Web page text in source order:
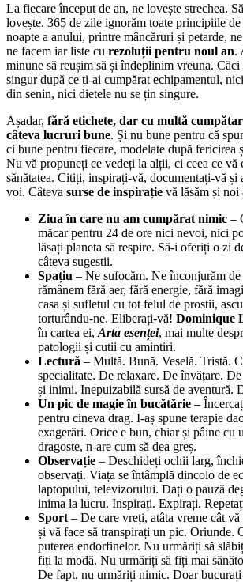
La fiecare început de an, ne lovește strechea.
lovește. 365 de zile ignorăm toate principiile
noapte a anului, printre mâncăruri și petarde,
ne facem iar liste cu rezoluții pentru noul an.
minune să reușim să și îndeplinim vreuna.
singur după ce ți-ai cumpărat echipamentul,
din senin, nici dietele nu se țin singure.
Așadar, fără etichete, dar cu multă
câteva lucruri bune. Și nu bune pentru că
ci bune pentru fiecare, modelate după fericirea
Nu vă propuneți ce vedeți la alții, ci ceea ce vă
sănătatea. Citiți, inspirați-vă, documentați-vă și
voi. Câteva surse de inspirație vă lăsăm și noi
Ziua în care nu am cumpărat nimic –
măcar pentru 24 de ore nici nevoi, nici
lăsați planeta să respire. Să-i oferiți o zi
câteva sugestii.
Spațiu – Ne sufocăm. Ne înconjurăm de
rămânem fără aer, fără energie, fără
casa și sufletul cu tot felul de prostii,
torturându-ne. Eliberați-vă! Dominique
în cartea ei, Arta esenței, mai multe
patologii și cutii cu amintiri.
Lectură – Multă. Bună. Veselă. Tristă.
specialitate. De relaxare. De învățare.
și inimi. Inepuizabilă sursă de aventură.
Un pic de magie în bucătărie –
pentru cineva drag. I-aș spune terapie
exagerări. Orice e bun, chiar și pâine cu
dragoste, n-are cum să dea greș.
Observație – Deschideți ochii larg,
observați. Viața se întâmplă dincolo de
laptopului, televizorului. Dați o pauză
inima la lucru. Inspirați. Expirați.
Sport – De care vreți, atâta vreme cât vă
și vă face să transpirați un pic. Oriunde.
puterea endorfinelor. Nu urmăriți să
fiți la modă. Nu urmăriți să fiți mai
De fapt, nu urmăriți nimic. Doar